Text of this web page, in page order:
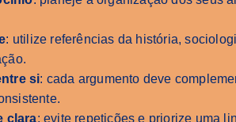
: utilize referências da história,
si: cada argumento deve
clara: evite repetições e priorize uma